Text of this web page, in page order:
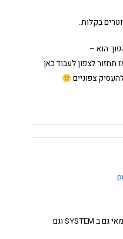
בקלות.
הוא –
תחזור לצפון לעבוד כאן
צפוניים
לחזק: מפני שאני בן 67 ועובד כעצמאי גם ב SYSTEM וגם